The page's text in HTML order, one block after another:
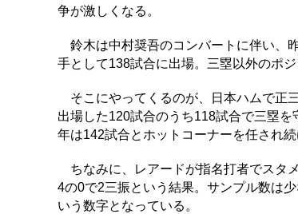
争が激しくなる。
鈴木は中村奨吾のコンバートに伴い、
手として138試合に出場。三塁以外のポジ
そこにやってくるのが、日本ハムで正
出場した120試合のうち118試合で三塁
年は142試合とホットコーナーを任され続
ちなみに、レアードが指名打者でスタ
4の0で2三振という結果。サンプル数は
いう数字となっている。